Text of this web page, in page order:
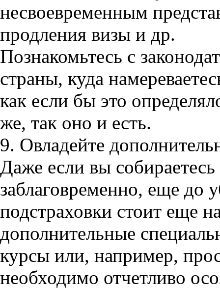
несвоевременным
продления визы и др.
Познакомьтесь с
страны, куда
как если бы это
же, так оно и есть.
9. Овладейте
Даже если вы собираетесь
заблаговременно, еще до
подстраховки стоит еще
дополнительные
курсы или, например,
необходимо отчетливо